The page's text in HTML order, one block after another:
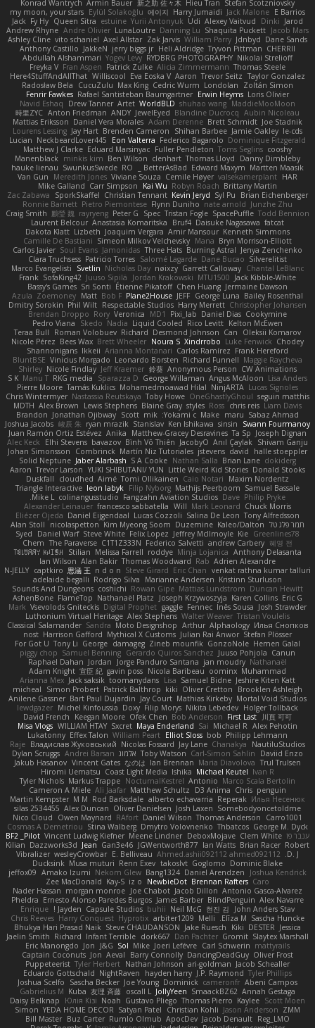
Stefan Scotzniovsky
Hieu Tran
新之助 佐々木
Armin Bauer
Konrad Wantrych
E Barrios
Jack Malone
Harry Jumaidi
에이지
Eylül Solakoğlu
my moon, your stars
Jarod
Dinki
Alexey Vaitvud
Udi
Yurii Antonyuk
estuine
Queen Sitra
Fy Hy
Jack
Jacob Mars
Shaquita Puckett
Danning Lu
LunaLoutre
Andre Olivier
Andrew Rhyne
Dane Sands
Jdnbyd
William Parry
Zak Jarvis
Axel Allstar
vito schaniel
Ashley Cline
CHERRII
Tryvon Pittman
Heli Aldridge
jerry biggs jr
JakkeN
Anthony Castillo
Nikolai Strelioff
RYDBRG PHOTOGRAPHY
Yogev Levy
Abdullah Alshammari
Thomas Steele
Alicia Zimmermann
Patrick Zulke
Fran Aspen
Freyka V
Taylor Gonzalez
Trevor Seitz
Aaron
Eva Eoska V
Williscool
Here4StuffAndAllThat
Zoltán Simon
Londolan
Cedric Wurm
Max King
CucuZulu
Radosław Bela
Loris Olivier
Erwin Heyms
Rafael Santisteban Baumgartner
Fenrir Fawkes
MaddieMooMoon
shuhao wang
WorldBLD
Artet
Drew Tanner
Navid Eshaq
Aubin Nicoleau
Blandine Ducrocq
JewelEyed
ANDY
Anton Friedman
時里ZYC
Joe Stadnik
Brett Schmidt
Adam Derenne
Daniel Vera Morales
Mattias Eriksson
le-cds
Jamie Oakley
Shihan Barbee
Brenden Cameron
Jay Hart
Lourens Lessing
Dominique Fitzgerald
Federico Bagarolo
Eon Valterra
NeckbeardLover445
Lucian
cooshy
Toms Seglins
Fuller Pendleton
Eduard Marsinyac
Matthew J Clarke
Danny Dimbleby
Thomas Lloyd
clenhart
Ben Wilson
minkis kim
Manenblack
Martten Maasik
Edward Maxym
BetterAsBad _
RO
SwunkusSwede
hauke lienau
HAR
valsekamerplant
Cemile Høyer
Viviane Souza
Meredith Jones
Van Gun
Brittany Martin
Robyn Roach
Kai Wu
Carr Simpson
Mike Galland
Brian Eichenberger
Syl Pu
Kevin Jeryd
Christian Tennant
SporkSkaffel
Zac Zabawa
Junzhe Zhu
nate arnold
Flynn Duniho
Pietro Piemontese
Ronnie Barnett
Todd Bennion
SpacePuffle
Tristan Fogle
Spec
Peter G
rayryeng
鸝瑩 魏
Craig Smith
fatcat
Daisuke Nagasawa
Bruf4
Anastasia Komaritska
Laurent Belcour
Kenneth Simmons
Amir Mansour
Joaquim Vergara
Lizbeth
Dakota Klatt
Bryn Morrison-Elliott
Mana
Simeon Milkov Velchevsky
Camille De Bastiani
Jenya Zenchenko
Burning Astral
Three Hats
Jamonidas
Soul Evans
Carlos Javier
Silverelitist
Dane Bucao
Salomé Lagarde
Patricio Torres
Clara Truchsess
Chantal LeBlanc
Garrett Calloway
nøixzy
Nicholas Day
Svetlin
Marco Evangelisti
Jack Kibble-White
MTU1500
Jordan Krakowski
Juuso Sipilä
SofaKing42
Frank
Jermaine Dawson
Chen Huang
Étienne Pikatoff
Sri Sonti
Bassy's Games
Bailey Rosenthal
George Luna
JEFF
Plane2House
Bob F
Matt
Zoemoney
Azula
Christopher Johansen
Harry Merrett
Respectable Studios
Phil Wilt
Dmitry Sorokin
Cookymine
Daniel Dias
Pixi_lab
MD1
Veronica
Rory
Brendan Droppo
Kelton McEwen
Rico Levitt
Liquid Cooled
Nadia
Skedo
Pedro Viana
Oleksii Komarov
Can
Desmond Johnson
Richard
Roman Volobuev
Teraa Bull
Chodey
Luke Fenwick
Xindrrobo
Noura S
Brett Wheeler
Bees Wax
Nicole Pérez
Frank Hereford
Carlos Ramírez
Arianna Montanari
Ikkeii
Shannonigans
Maggie Raycheva
Richard Funnell
Leonardo Borsten
Vinicius Morgado
BluntBSE
CW Animations
Anonymous Person
鈴葵
Jeff Kraemer
Nicole Findlay
Shirley
Lisa Anders
Angus McAloon
George Willaman
Sparazza D
RKG media
Manu T
S K
Lucas Signoles
NinjARTA
Mohamedmoawad Hilal
Tamás Kuklics
Pierre Moore
seguin matthis
OneGhastlyGhoul
Toby Howe
Nastassia Reutskaya
Chris Wintermyer
Liam Davis
chris reis
Ross
styles
Blaine Gray
Lewis Stephens
Alex Brown
MDTH
Sabaz Ahmad
maru
Make
Yokami c:
mik
Scott
Jonathan Ojibway
Brandon
Swann Fourmanoy
sinsin
Ken Ishikawa
Stanislav
ryan mrazik
峻辰 朱
Joshua Jacobs
Joseph Dignan
Ta Sp
Matthew-Gracey Desravines
Anika
Juan Ramón Ortiz Estévez
Shivam Ganju
Anıl Çaylak
JacobyO
Bình Võ Thiên
bavazov
Elhi Stevens
Alec Keck
halle stoeppler
david
jstevens
Martín Niz Tutoriales
Combrinck
Johan Simonsson
dokiderg
Brian Lane
Nathan Salla
S A Cooke
Jaber Alarbash
Solid Neptune
Donald Stooks
Little Weird Kid Stories
YUKI SHIBUTANI/ YUN
Trevor Larson
Aaron
Maxim Nordentz
Caio Notari
Tomi Ollikainen
Aimé
cloudhed
Duskfall
Samuel Bassale
Mathijs Peerboom
Filip Nyborg
leon labyk
Triangle Interactive
Philip Pryke
Dave
Fangzahn Aviation Studios
colinangusstudio
Mike L.
Chuck Morris
Mark Leonard
Will
francesco sabbatella
Alexander Leinauer
Tony Alfredsson
Salina De Leon
Lucas Cozzoli
Daniel Eijgendaal
Eliézer Ojeda
תמר פלג טל Kaleo/Dalton
Duzemine
Kim Myeong Soom
nicolaspetton
Alan Stoll
Greenlines78
Kie
Jeffrey McIlmoyle
Felix Lopez
Steve White
Daniel Warf
Syed
혜영 전
andrew Carbery
Federico Salvetti
C1T1Z333N
The Paraverse
Chem
Anthony Delasanta
Minja Lojanica
roddye
Melissa Farrell
Stilian
ꌃ꒒ꀎꋪꋪꌩ ꀘꈤꀤꁅꃅ꓄
Adrien Alexandre
Rab
Thomas Woodward
Alan Bakir
Ian Wilson
venkat rathna kumar talluri
Eric Chan
Steve Girard
n d o n
思涵 王
captkiro
N-JELLY
Kristinn Sturluson
Marianne Andersen
Rodrigo Silva
adelaide begalli
Duncan Hewitt
Mattias Lundstrom
Rowan Gipe
coshichi
Sounds And Dungeons
Eric G
Karen Collins
Joseph Krzywoszyja
Nathanaël Platz
FlameTop
AshenBone
Josh Strawder
Inês Sousa
Fennec
gaggle
Digital Prophet
Vsevolods Gniteckis
Mark
Tristan Voulelis
Walter Weaver
Alex Stephens
Luthonium Virtual Heritage
Илья Снопков
Alphaology
Arthur
Moto Designshop
Sandra
Classical Salamander
Stefan Plösser
Julian Rai Anwor
Mythical X Customs
Harrison Gafford
nost
Hemen Galal
GonzoNole
Zineb mounfik
damageg
George
Tony Li
For Got U
Canun
Juuso Pohjola
Gerardo Quiros Sanchez
Samuel Benning
piggy chop
Nathanaël
jan moudry
Jorge Panduro Santana
Jordan
Raphael Dahan
Muhammad
oominx
Nicola Baribeau
gavin poss
宣臣 紀
Adam Knight
Jeshire Kiten Katt
Samuel Bidne
Lisa
toomanydans
Jack saksik
Arianna Mex
Brooklen Ashleigh
Oliver Cretton
kiki
Patrick Balthrop
Simon Probert
micheal
Mortal Void Studios
Mathias Kirkeby
Jay Court
Bart Paul Dujardin
Anilene Gassner
Holger Tollbäck
Nikita Lebedev
Filip Morys
Doxy
Michel Kinfoussia
lewdgazer
川頁 可可
First Last
Bob Anderson
Ofek Chen
Keegan Moore
David French
Alex Pehotin
Michael R
Sai
Maya Enderland
Sxcret
WILLIAM HTAY
Misa Vlogs
Philipp Lehmann
bob
Elliot Sloss
William Peart
Effex Talon
Lukatonny
NautiluStudios
Chanakya
Jay Lane
Nicolas Fossard
Владислав Жуковський
Raje
Daviid Enzo
Carl-Simon Sahlin
Toby Watson אלמוג Andrei Barsan
Dylan Scruggs
Trul Trulsen
Maria Diavolova
Ian Brennan
なのは
Vincent Gates
Jakub Hasanov
Ivan R
Michael Keutel
Ishika
Coast Light Media
Hiromi Uematsu
Marco Scala Bertolin
Antonio
NocturnalKestrel
Markus Trappe
Tyler Nichols
penguin
Chris
D3 Anima
Matthew Schultz
Ali Jaafar
Cameron A Miele
Илья Несенюк
Reperak
alberto echavarria
Rod Barksdale
M M
Martin Kempster
Somebodyoncetoldme
Josh Laxen
Oliver Danielsen
Alex Duncan
silas 2534455
Carro1001
Thomas Anderson
Daniel Wilson
RAfort
Owen Maynard
Nico Cloud
George M. Dyck
Thbatcos
Dmytro Volovnenko
Stina Walberg
Cosmas A Demetriou
ענבר פז Clem White
DeboxMojave
Meene Lindner
Vincent Ludwig Kiefner
BF2 _Pilot
Robert
Brian Racer
Ian Watts
JGWentworth877
Gan3e46
Jean
Dazzworks3d
Kilian
D. J.
Ahmed.ashii092112 ahmed092112
E. Belliveau
wesleyCrowbar
Vibralizer
Dominic Blake
Goglomo
takoslvt
Renn Exev
Musa muturi
Ducksink
Joshua Kendrick
Daniel Arendzen
Bang1324
Nekom Glew
Amako Izumi
jeffox09
Caro
Brennan Rafters
NewbieDot
iz o
Kay-S
Zee MacDonald
Antonio Gasca-Alvarez
Jacob Dillon
Joe Chabot
morgan monroe
Nader Hassan
Alex Navarre
BlindPenguin
James Barber
Ernesto Alonso Paredes Burgos
Pheldra
John Anders Stav
현진 김
Neil McG
buhii
Capsule Studios
Jayden !
Enrique
Sascha Huncke
Elīza M.
Melli
arbiter1209
Hyprotix
Harry Conquest
Chris Reeves
Jessica
DESTER
Kiki
Jake Ruesch
Steve CHAUDANSON
Bhukya Hari Prasad Naik
Slaytex Marshall
Gromit
Dan Pachter
dork667
Infant Terrible
Richard
Jaelin Smith
mattyrails
Carl Schwerin
Joeri Lefévre
Mike
Sol
J&G
Jon
Eric Manongdo
Oliver Frost
DancingDeadGuy
Barry Connolly
Aeval
Jon
Captain Coconuts
Jacob Schealler
ari-goldman
Nathan Johnson
Tyler Herbert
Puppeteerist
Tyler Phillips
J.P. Raymond
hayden harry
NightRaven
Eduardo Gottschald
Abeni Campos
cameronfr
Dominick
Joe Young
Sascha Becker
Joshua Scelfo
Annah Gestaga
SmaackBZ62
JollyYeen
oscall L
友理 斉藤
Kuba
Gabrielius M
Scott Moen
Kaylee
Thomas Pierro
Gustavo Pliego
Noah
Юлія Кізі
Daisy Belknap
ZMM
Jason Anderson
Christian Kohli
Satyan Patel
YEDA HOME DECOR
Simon
Reg_LMO
Jacob Denault
ApocDev
Rumlo Olmub
Buz Carter
Bill Master